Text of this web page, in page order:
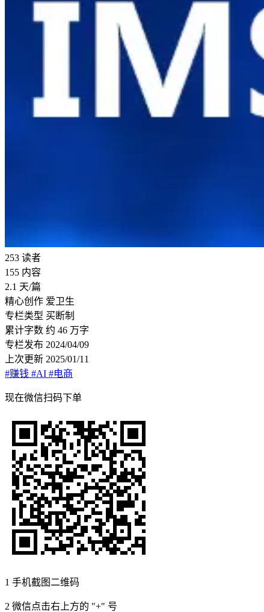
253 读者
155 内容
2.1 天/篇
精心创作 爱卫生
专栏类型 买断制
累计字数 约 46 万字
专栏发布 2024/04/09
上次更新 2025/01/11
#赚钱 #AI #电商
现在微信扫码下单
1 手机截图二维码
2 微信点击右上方的 "+" 号